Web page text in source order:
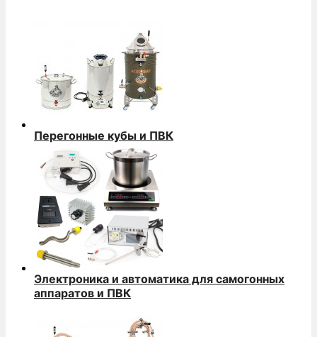
Перегонные кубы и ПВК
Электроника и автоматика для самогонных
аппаратов и ПВК